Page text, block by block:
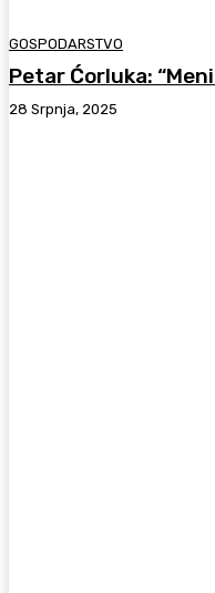
GOSPODARSTVO
Petar Ćorluka:
28 Srpnja, 2025